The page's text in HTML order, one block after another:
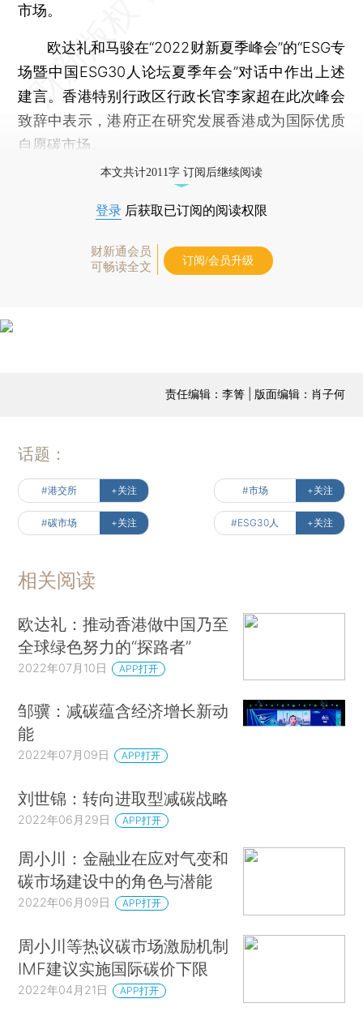
市场。
欧达礼和马骏在“2022财新夏季峰会”的“ESG专
场暨中国ESG30人论坛夏季年会”对话中作出上述
建言。香港特别行政区行政长官李家超在此次峰会
致辞中表示，港府正在研究发展香港成为国际优质
自愿碳市场。
本文共计2011字 订阅后继续阅读
登录 后获取已订阅的阅读权限
财新通会员
可畅读全文
订阅/会员升级
责任编辑：李箐 | 版面编辑：肖子何
话题：
#港交所 +关注 #市场 +关注
#碳市场 +关注 #ESG30人 +关注
相关阅读
欧达礼：推动香港做中国乃至
全球绿色努力的“探路者”
2022年07月10日 APP打开
邹骥：减碳蕴含经济增长新动
能
2022年07月09日 APP打开
刘世锦：转向进取型减碳战略
2022年06月29日 APP打开
周小川：金融业在应对气变和
碳市场建设中的角色与潜能
2022年06月09日 APP打开
周小川等热议碳市场激励机制
IMF建议实施国际碳价下限
2022年04月21日 APP打开